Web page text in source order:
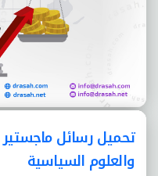
تحميل رسائل ماجستير
والعلوم السياسية